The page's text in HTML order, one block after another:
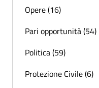
Opere (16)
Pari opportunità (54)
Politica (59)
Protezione Civile (6)